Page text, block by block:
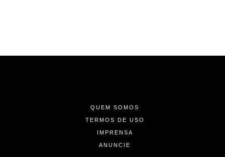
QUEM SOMOS
TERMOS DE USO
IMPRENSA
ANUNCIE